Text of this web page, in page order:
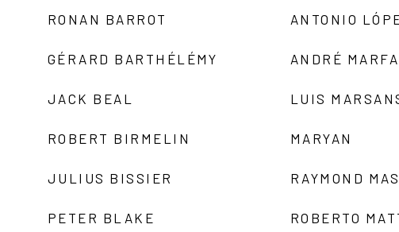
RONAN BARROT
GÉRARD BARTHÉLÉMY
JACK BEAL
ROBERT BIRMELIN
JULIUS BISSIER
PETER BLAKE
ANTONIO
ANDRÉ
LUIS
MARYAN
RAYMOND
ROBERTO